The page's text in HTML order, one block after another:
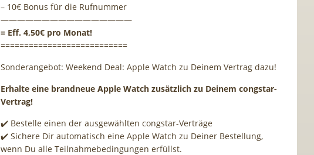
– 10€ Bonus für die Rufnummer
————————————————
= Eff. 4,50€ pro Monat!
===========================
Sonderangebot: Weekend Deal: Apple Watch zu Deinem Vertrag dazu!
Erhalte eine brandneue Apple Watch zusätzlich zu Deinem congstar-
Vertrag!
✔️ Bestelle einen der ausgewählten congstar-Verträge
✔️ Sichere Dir automatisch eine Apple Watch zu Deiner Bestellung,
wenn Du alle Teilnahmebedingungen erfüllst.